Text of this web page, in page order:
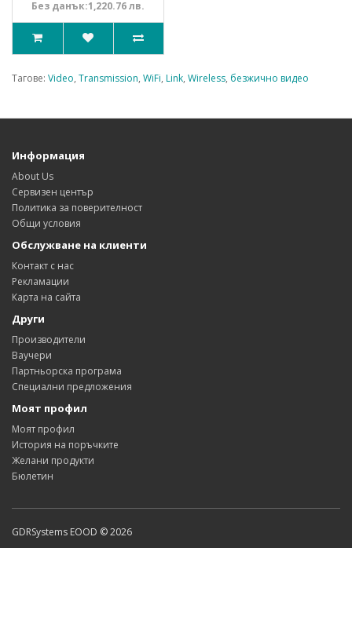
Без данък:1,220.76 лв.
Тагове: Video, Transmission, WiFi, Link, Wireless, безжично видео
Информация
About Us
Сервизен център
Политика за поверителност
Общи условия
Обслужване на клиенти
Контакт с нас
Рекламации
Карта на сайта
Други
Производители
Ваучери
Партньорска програма
Специални предложения
Моят профил
Моят профил
История на поръчките
Желани продукти
Бюлетин
GDRSystems EOOD © 2026